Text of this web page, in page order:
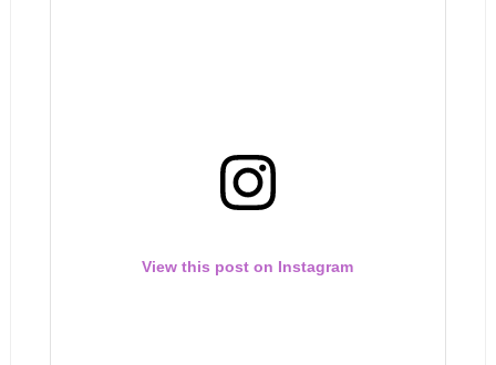
View this post on Instagram